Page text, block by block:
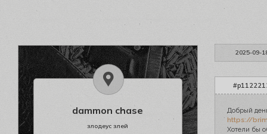
2025-09-
dammon chase
злодеус злей
Добрый
https://
Хотели бы